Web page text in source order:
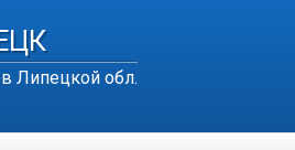
Липецкой обл.